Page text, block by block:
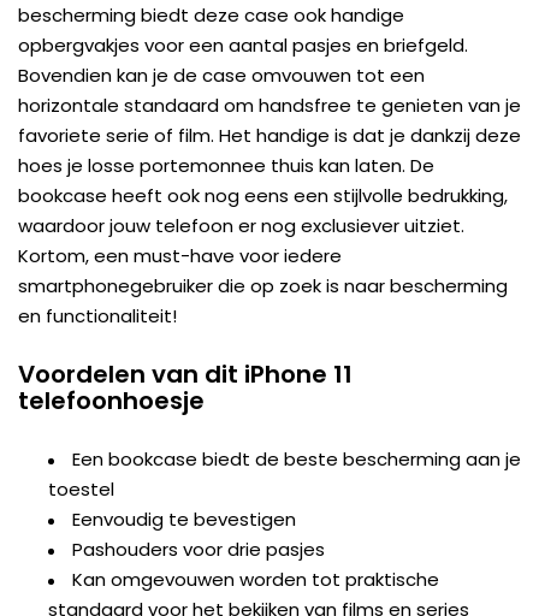
bescherming biedt deze case ook handige
opbergvakjes voor een aantal pasjes en briefgeld.
Bovendien kan je de case omvouwen tot een
horizontale standaard om handsfree te genieten van je
favoriete serie of film. Het handige is dat je dankzij deze
hoes je losse portemonnee thuis kan laten. De
bookcase heeft ook nog eens een stijlvolle bedrukking,
waardoor jouw telefoon er nog exclusiever uitziet.
Kortom, een must-have voor iedere
smartphonegebruiker die op zoek is naar bescherming
en functionaliteit!
Voordelen van dit iPhone 11
telefoonhoesje
Een bookcase biedt de beste bescherming aan je
toestel
Eenvoudig te bevestigen
Pashouders voor drie pasjes
Kan omgevouwen worden tot praktische
standaard voor het bekijken van films en series